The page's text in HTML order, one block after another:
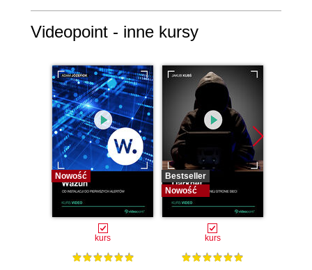
Videopoint - inne kursy
Nowość
kurs
Bestseller
Nowość
kurs